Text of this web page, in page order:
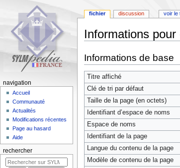
Informations
à
la
navigation
à
la
recherche
Informations de base
Titre affiché
Clé de tri par défaut
Taille de la page (en octets)
Identifiant dʼespace de noms
Espace de noms
Identifiant de la page
Langue du contenu de la page
Modèle de contenu de la page
fichier discussion voir le
navigation
Accueil
Communauté
Actualités
Modifications récentes
Page au hasard
Aide
rechercher